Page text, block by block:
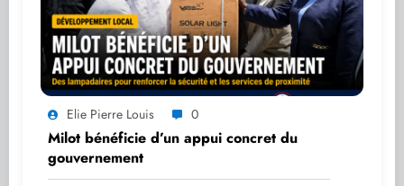
Elie Pierre Louis 0
Milot bénéficie d’un appui concret du
gouvernement